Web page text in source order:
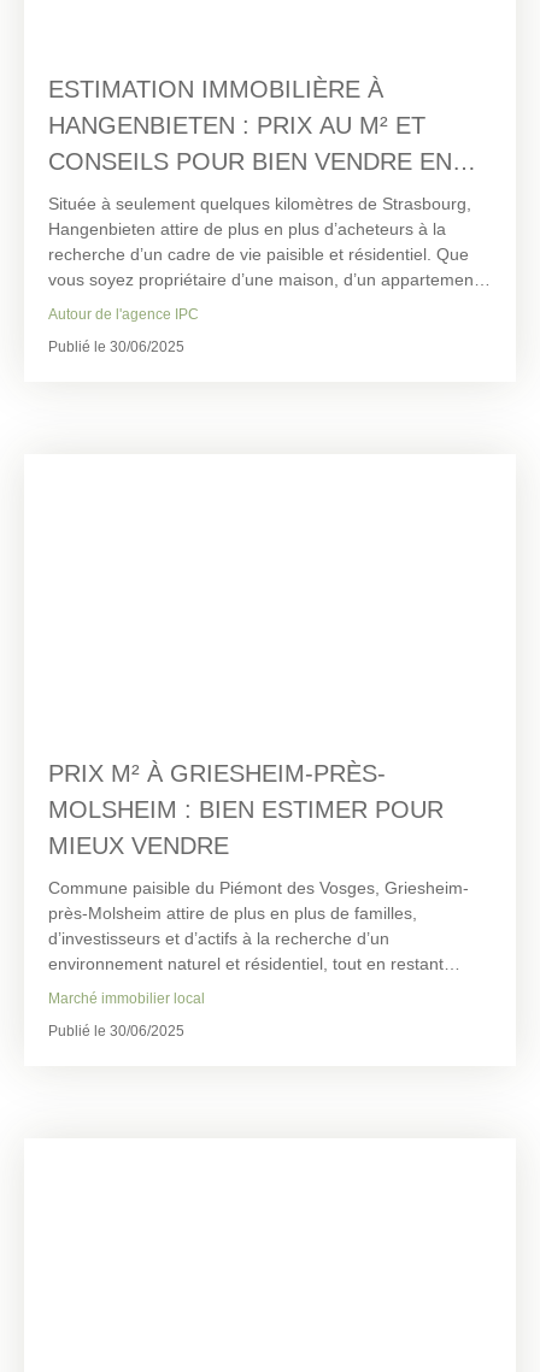
ESTIMATION IMMOBILIÈRE À
HANGENBIETEN : PRIX AU M² ET
CONSEILS POUR BIEN VENDRE EN
2025
Située à seulement quelques kilomètres de Strasbourg,
Hangenbieten attire de plus en plus d’acheteurs à la
recherche d’un cadre de vie paisible et résidentiel. Que
vous soyez propriétaire d’une maison, d’un appartement
ou d’un terrain, connaître le prix au m² à Hangenbieten
expertise locale, IPC Immobilière du Pays des Châteaux,
Autour de l'agence IPC
Publié le 30/06/2025
PRIX M² À GRIESHEIM-PRÈS-
MOLSHEIM : BIEN ESTIMER POUR
MIEUX VENDRE
Commune paisible du Piémont des Vosges, Griesheim-
près-Molsheim attire de plus en plus de familles,
d’investisseurs et d’actifs à la recherche d’un
environnement naturel et résidentiel, tout en restant
proche des bassins d’emploi de Strasbourg et Obernai.
composé de maisons individuelles, de fermes rénovées,
Marché immobilier local
Publié le 30/06/2025